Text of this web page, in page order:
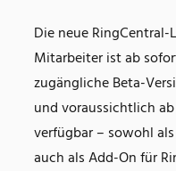
Die neue
Mitarbeiter ist ab
zugängliche Beta-
und voraussichtlich
verfügbar – sowohl
auch als Add-On für